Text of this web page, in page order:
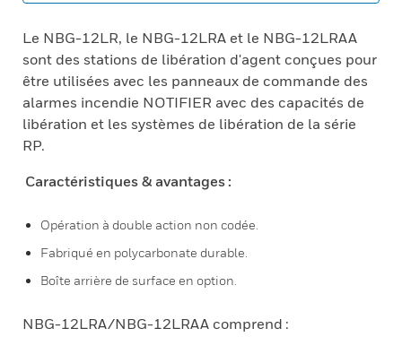
Le NBG-12LR, le NBG-12LRA et le NBG-12LRAA
sont des stations de libération d'agent conçues pour
être utilisées avec les panneaux de commande des
alarmes incendie NOTIFIER avec des capacités de
libération et les systèmes de libération de la série
RP.
Caractéristiques & avantages :
Opération à double action non codée.
Fabriqué en polycarbonate durable.
Boîte arrière de surface en option.
NBG-12LRA/NBG-12LRAA comprend :